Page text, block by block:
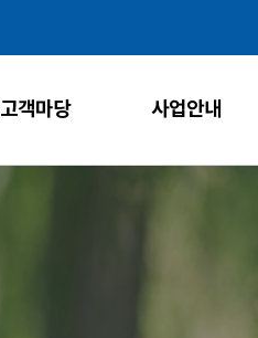
고객마당 사업안내